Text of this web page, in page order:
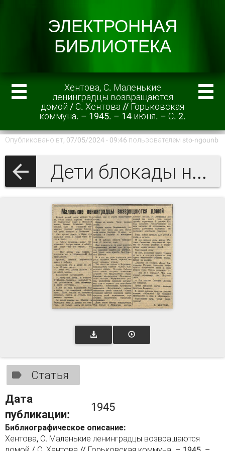
Хентова, С. Маленькие
ленинградцы возвращаются
домой / С. Хентова // Горьковская
коммуна. – 1945. – 14 июня. – С. 2.
Опубликовано вт, 07/05/2024 - 09:46 пользователем sto-ngounb
Дети блокады на Нижегородской земле
Статья
Дата
публикации:
1945
Библиографическое описание:
Хентова, С. Маленькие ленинградцы возвращаются